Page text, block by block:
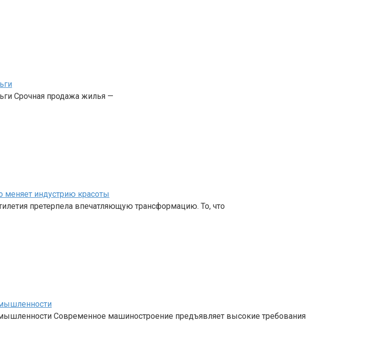
Срочная продажа жилья —
меняет индустрию красоты
претерпела впечатляющую трансформацию. То, что
Современное машиностроение предъявляет высокие требования